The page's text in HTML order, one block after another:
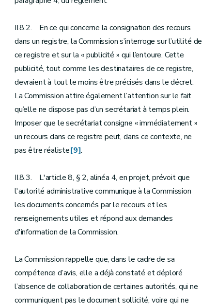
II.8.2. En ce qui concerne la consignation des recours
dans un registre, la Commission s’interroge sur l’utilité de
ce registre et sur la « publicité » qui l’entoure. Cette
publicité, tout comme les destinataires de ce registre,
devraient à tout le moins être précisés dans le décret.
La Commission attire également l’attention sur le fait
qu’elle ne dispose pas d’un secrétariat à temps plein.
Imposer que le secrétariat consigne « immédiatement »
un recours dans ce registre peut, dans ce contexte, ne
pas être réaliste[9].
II.8.3. L'article 8, § 2, alinéa 4, en projet, prévoit que
l'autorité administrative communique à la Commission
les documents concernés par le recours et les
renseignements utiles et répond aux demandes
d'information de la Commission.
La Commission rappelle que, dans le cadre de sa
compétence d’avis, elle a déjà constaté et déploré
l’absence de collaboration de certaines autorités, qui ne
communiquent pas le document sollicité, voire qui ne